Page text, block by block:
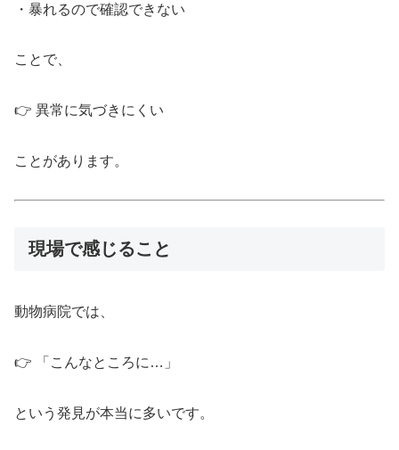
・暴れるので確認できない
ことで、
👉 異常に気づきにくい
ことがあります。
現場で感じること
動物病院では、
👉 「こんなところに…」
という発見が本当に多いです。